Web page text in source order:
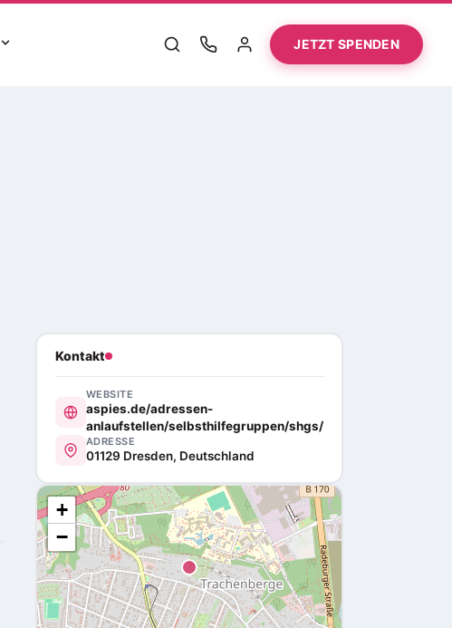
JETZT SPENDEN
Kontakt
WEBSITE
aspies.de/adressen-
anlaufstellen/selbsthilfegruppen/shgs/
ADRESSE
01129 Dresden, Deutschland
+
−